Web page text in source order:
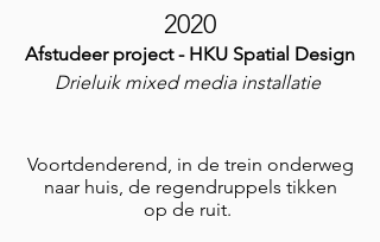
2020
Afstudeer project - HKU Spatial Design
Drieluik mixed media installatie
Voortdenderend, in de trein onderweg
naar huis, de regendruppels tikken
op de ruit.